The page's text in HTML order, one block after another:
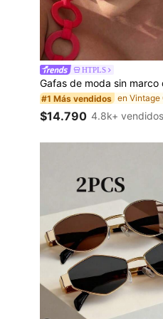
HTPLS
#1 Más vendidos
¡Casi agotado!
#1 Más vendidos
¡Casi agotado!
#1 Más vendidos
¡Casi agotado!
#1 Más vendidos
¡Casi agotado!
$14.790 4.8k+ vendidos